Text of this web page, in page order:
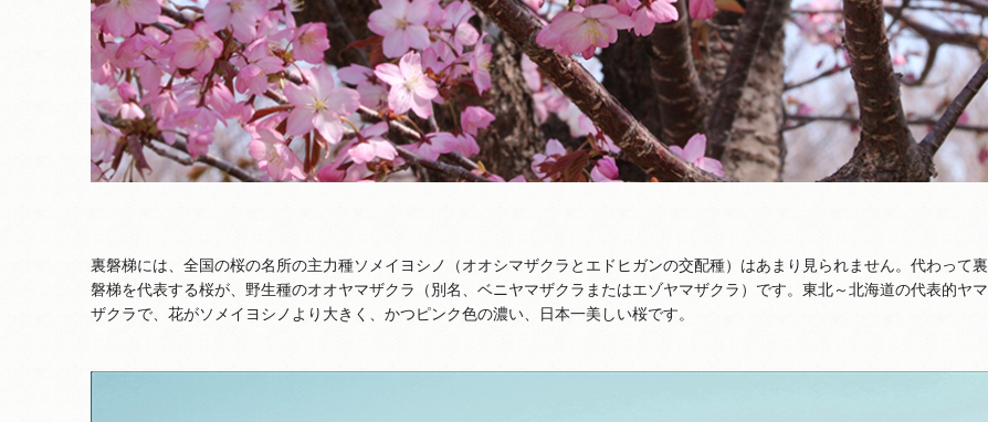
裏磐梯には、全国の桜の名所の主力種ソメイヨシノ（オオシマザクラとエドヒガンの交配種）はあまり見られません。代わって裏
磐梯を代表する桜が、野生種のオオヤマザクラ（別名、ベニヤマザクラまたはエゾヤマザクラ）です。東北～北海道の代表的ヤマ
ザクラで、花がソメイヨシノより大きく、かつピンク色の濃い、日本一美しい桜です。